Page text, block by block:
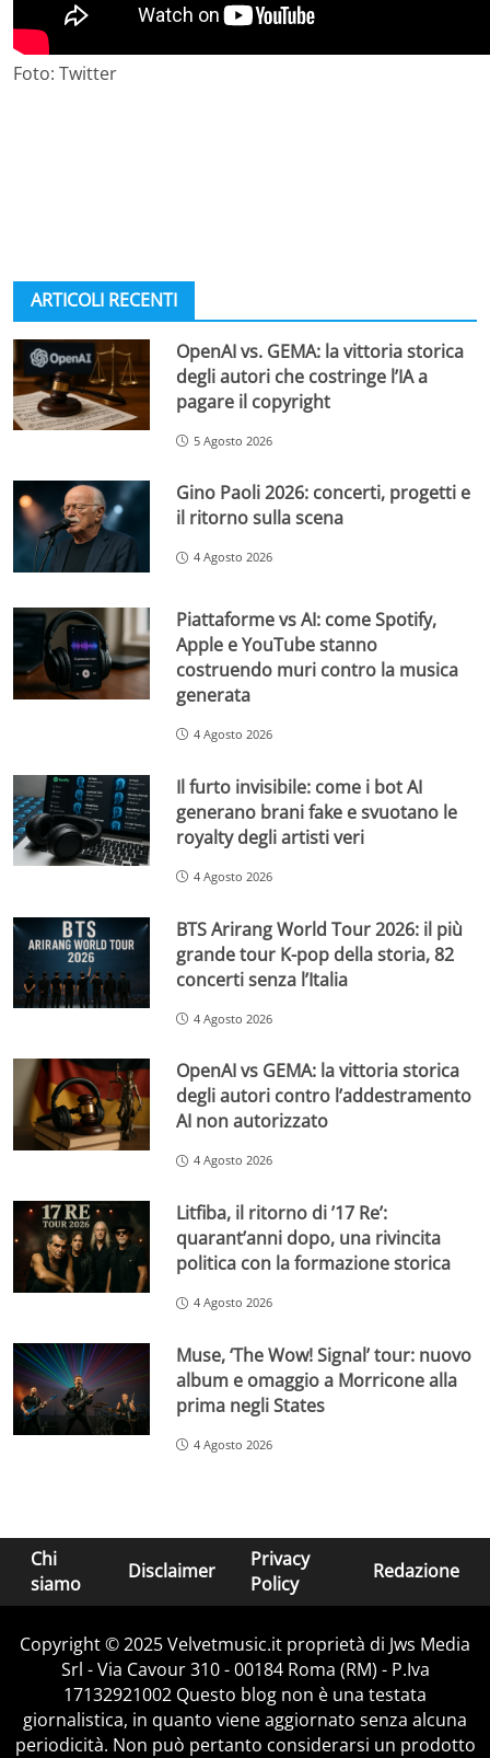
Foto: Twitter
ARTICOLI RECENTI
OpenAI vs. GEMA: la vittoria storica
degli autori che costringe l’IA a
pagare il copyright
5 Agosto 2026
Gino Paoli 2026: concerti, progetti e
il ritorno sulla scena
4 Agosto 2026
Piattaforme vs AI: come Spotify,
Apple e YouTube stanno
costruendo muri contro la musica
generata
4 Agosto 2026
Il furto invisibile: come i bot AI
generano brani fake e svuotano le
royalty degli artisti veri
4 Agosto 2026
BTS Arirang World Tour 2026: il più
grande tour K-pop della storia, 82
concerti senza l’Italia
4 Agosto 2026
OpenAI vs GEMA: la vittoria storica
degli autori contro l’addestramento
AI non autorizzato
4 Agosto 2026
Litfiba, il ritorno di ’17 Re’:
quarant’anni dopo, una rivincita
politica con la formazione storica
4 Agosto 2026
Muse, ‘The Wow! Signal’ tour: nuovo
album e omaggio a Morricone alla
prima negli States
4 Agosto 2026
Chi
siamo
Disclaimer
Privacy
Policy
Redazione
Copyright © 2025 Velvetmusic.it proprietà di Jws Media
Srl - Via Cavour 310 - 00184 Roma (RM) - P.Iva
17132921002 Questo blog non è una testata
giornalistica, in quanto viene aggiornato senza alcuna
periodicità. Non può pertanto considerarsi un prodotto